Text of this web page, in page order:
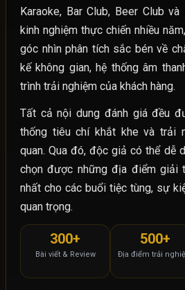
Karaoke, Bar Club, Beer Club
kinh nghiệm thực chiến nhiều
góc nhìn phân tích sắc bén về
kế không gian, hệ thống âm
trình trải nghiệm của khách hàng.
Tất cả nội dung đánh giá đều
thống tiêu chí khắt khe và trải
quan. Qua đó, độc giả có thể dễ
chọn được những địa điểm giải
nhất cho các buổi tiệc tùng, sự
quan trọng.
300+
Bài viết & Review
500+
Địa điểm trải